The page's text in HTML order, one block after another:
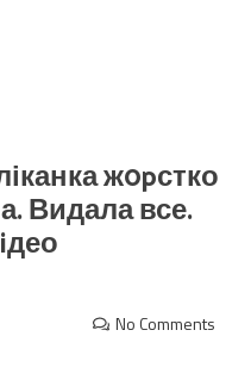
ж0pстко
Видала все.
No Comments